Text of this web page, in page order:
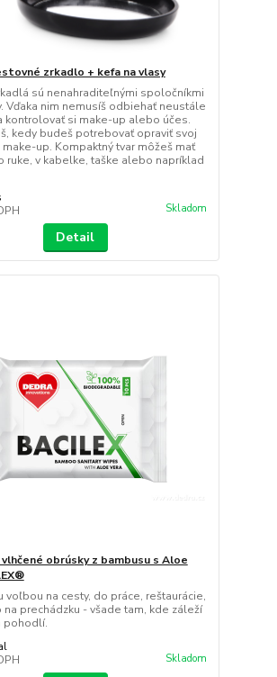
zrkadlo + kefa na vlasy
sú nenahraditeľnými spoločníkmi
Vďaka nim nemusíš odbiehať neustále
kontrolovať si make-up alebo účes.
kedy budeš potrebovať opraviť svoj
up. Kompaktný tvar môžeš mať
ruke, v kabelke, taške alebo napríklad
Skladom
Detail
obrúsky z bambusu s Aloe
voľbou na cesty, do práce, reštaurácie,
prechádzku - všade tam, kde záleží
pohodlí.
Skladom